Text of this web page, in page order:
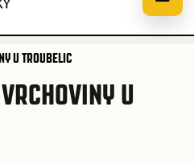
U TROUBELIC
U